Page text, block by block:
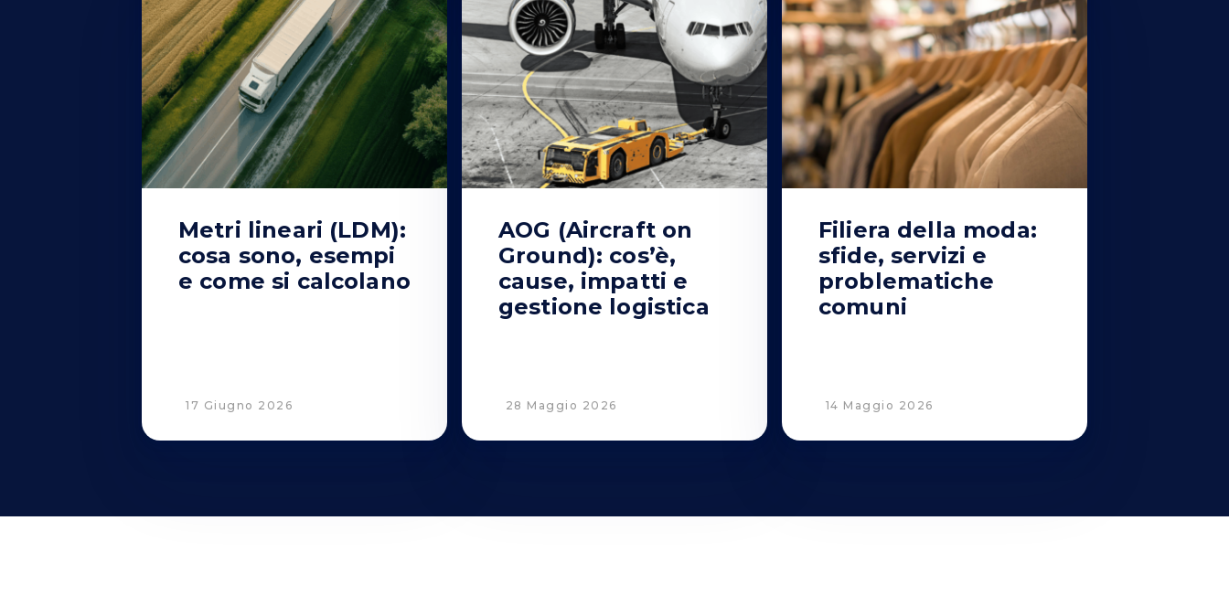
Metri lineari (LDM):
cosa sono, esempi
e come si calcolano
17 Giugno 2026
AOG (Aircraft on
Ground): cos’è,
cause, impatti e
gestione logistica
28 Maggio 2026
Filiera della moda:
sfide, servizi e
problematiche
comuni
14 Maggio 2026